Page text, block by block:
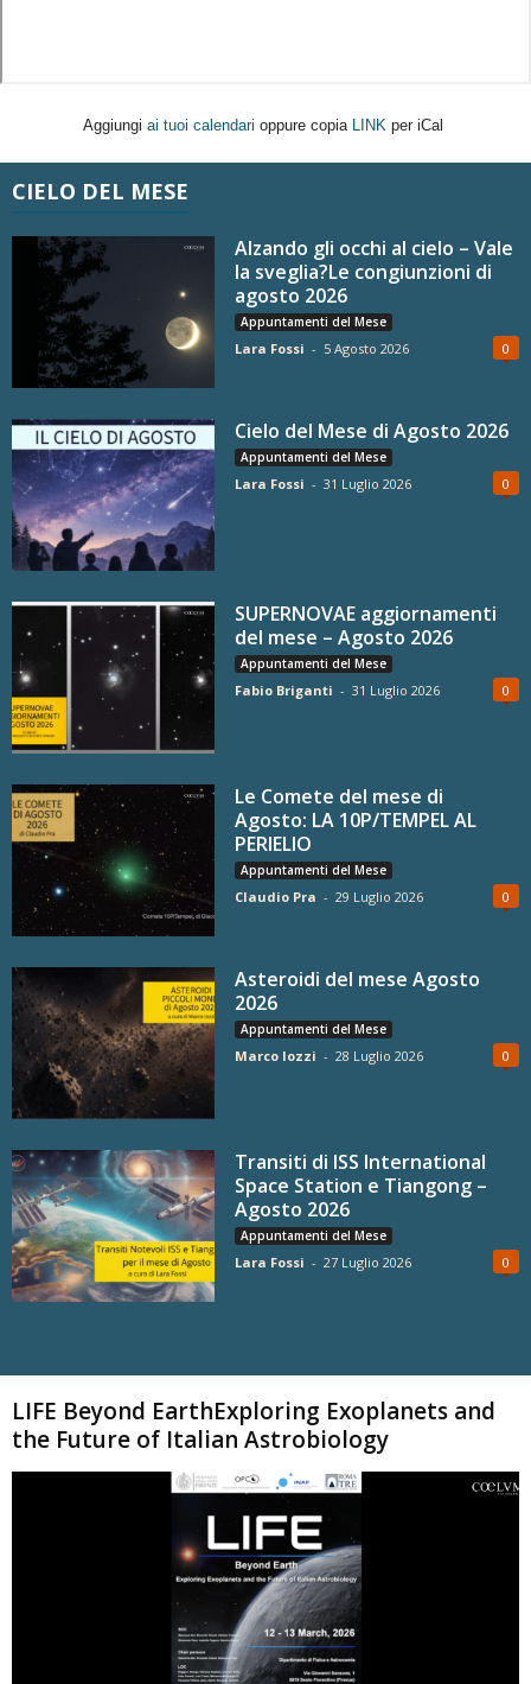
Aggiungi ai tuoi calendari oppure copia LINK per iCal
CIELO DEL MESE
Alzando gli occhi al cielo – Vale
la sveglia?Le congiunzioni di
agosto 2026
Appuntamenti del Mese
Lara Fossi - 5 Agosto 2026 0
Cielo del Mese di Agosto 2026
Appuntamenti del Mese
Lara Fossi - 31 Luglio 2026 0
SUPERNOVAE aggiornamenti
del mese – Agosto 2026
Appuntamenti del Mese
Fabio Briganti - 31 Luglio 2026 0
Le Comete del mese di
Agosto: LA 10P/TEMPEL AL
PERIELIO
Appuntamenti del Mese
Claudio Pra - 29 Luglio 2026 0
Asteroidi del mese Agosto
2026
Appuntamenti del Mese
Marco Iozzi - 28 Luglio 2026 0
Transiti di ISS International
Space Station e Tiangong –
Agosto 2026
Appuntamenti del Mese
Lara Fossi - 27 Luglio 2026 0
LIFE Beyond EarthExploring Exoplanets and
the Future of Italian Astrobiology